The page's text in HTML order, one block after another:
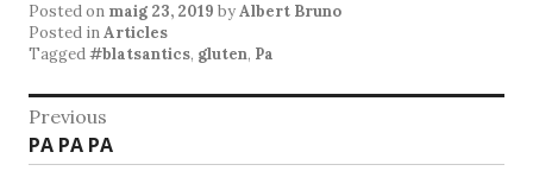
Posted on maig 23, 2019 byAlbert Bruno
Posted inArticles
Tagged#blatsantics, gluten, Pa
Previous
PA PA PA